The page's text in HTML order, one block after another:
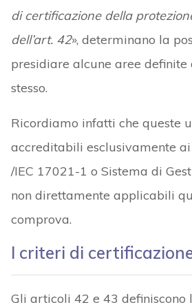
di certificazione della
dell’art. 42», determinano la
presidiare alcune aree
stesso.
Ricordiamo infatti che queste
accreditabili esclusivamente ai
/IEC 17021-1 o Sistema di
non direttamente applicabili
comprova.
I criteri di
Gli articoli 42 e 43 definiscono